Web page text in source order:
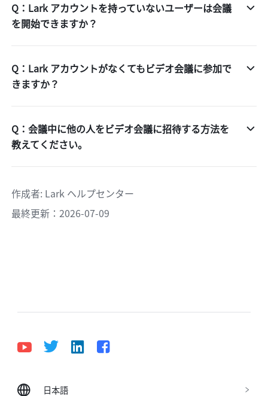
Q：Lark アカウントを持っていないユーザーは会議
を開始できますか？
Q：Lark アカウントがなくてもビデオ会議に参加で
きますか？
Q：会議中に他の人をビデオ会議に招待する方法を
教えてください。
作成者: Lark ヘルプセンター
最終更新：2026-07-09
日本語